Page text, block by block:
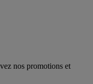
nos promotions et